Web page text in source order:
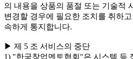
의 내용을 상품의 품절 또는 기술적
변경할 경우에 필요한 조치를 취하
속하게 통지합니다.
▶ 제 5 조 서비스의 중단
1) "한국창업멘토협회"은 시스템 등